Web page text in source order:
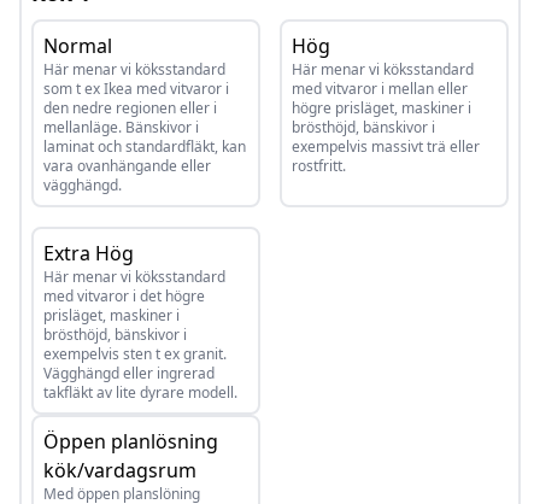
Normal
Här menar vi köksstandard
som t ex Ikea med vitvaror i
den nedre regionen eller i
mellanläge. Bänskivor i
laminat och standardfläkt, kan
vara ovanhängande eller
vägghängd.
Hög
Här menar vi köksstandard
med vitvaror i mellan eller
högre prisläget, maskiner i
brösthöjd, bänskivor i
exempelvis massivt trä eller
rostfritt.
Extra Hög
Här menar vi köksstandard
med vitvaror i det högre
prisläget, maskiner i
brösthöjd, bänskivor i
exempelvis sten t ex granit.
Vägghängd eller ingrerad
takfläkt av lite dyrare modell.
Öppen planlösning
kök/vardagsrum
Med öppen planslöning